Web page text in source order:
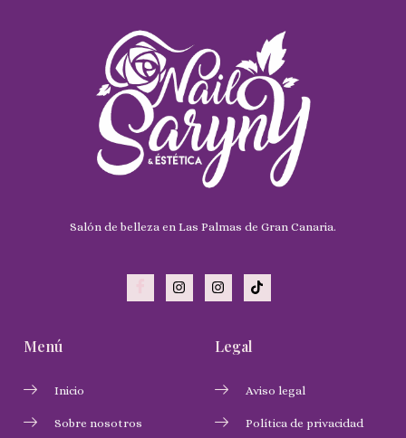
Salón de belleza en Las Palmas de Gran Canaria.
Menú
Inicio
Sobre nosotros
Legal
Aviso legal
Política de privacidad